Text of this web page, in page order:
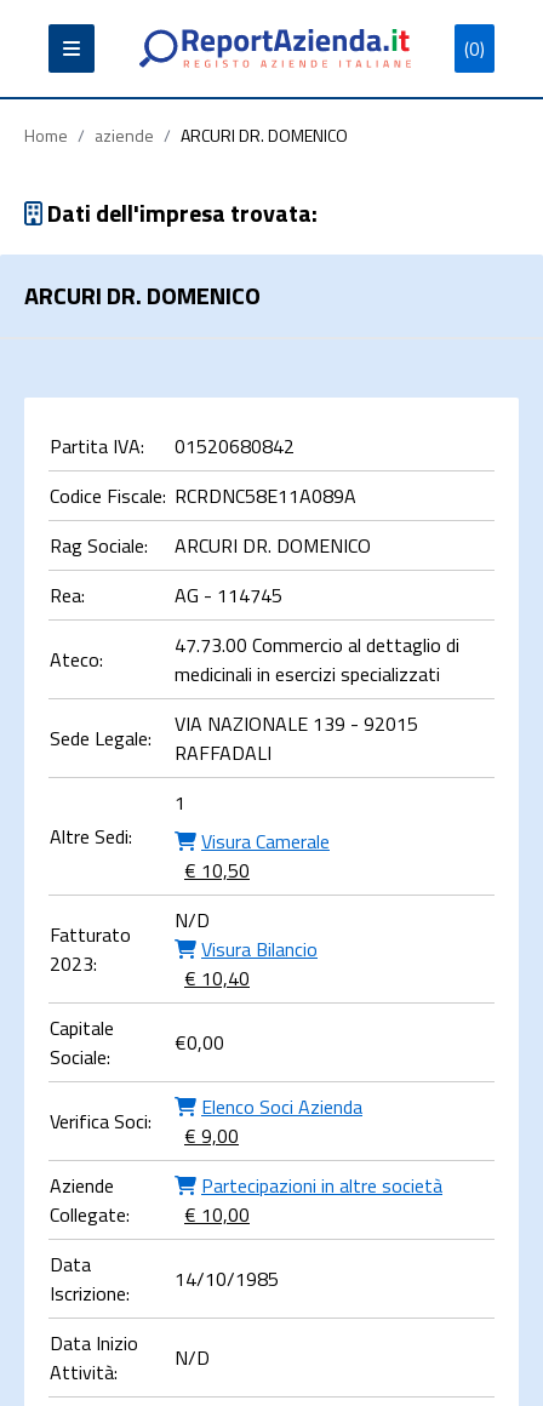
(0)
Partita
Iva
Codice
Fiscale
Ragione
Sociale
Cerca
Home / aziende / ARCURI DR. DOMENICO
Dati dell'impresa trovata:
ARCURI DR. DOMENICO
Partita IVA:
01520680842
Codice Fiscale: RCRDNC58E11A089A
Rag Sociale:
ARCURI DR. DOMENICO
Rea:
AG - 114745
Ateco:
47.73.00 Commercio al dettaglio di
medicinali in esercizi specializzati
Sede Legale:
VIA NAZIONALE 139 - 92015
RAFFADALI
Altre Sedi:
1
Visura Camerale
€ 10,50
Fatturato
2023:
N/D
Visura Bilancio
€ 10,40
Capitale
Sociale:
€0,00
Verifica Soci:
Elenco Soci Azienda
€ 9,00
Aziende
Collegate:
Partecipazioni in altre società
€ 10,00
Data
Iscrizione:
14/10/1985
Data Inizio
Attività:
N/D